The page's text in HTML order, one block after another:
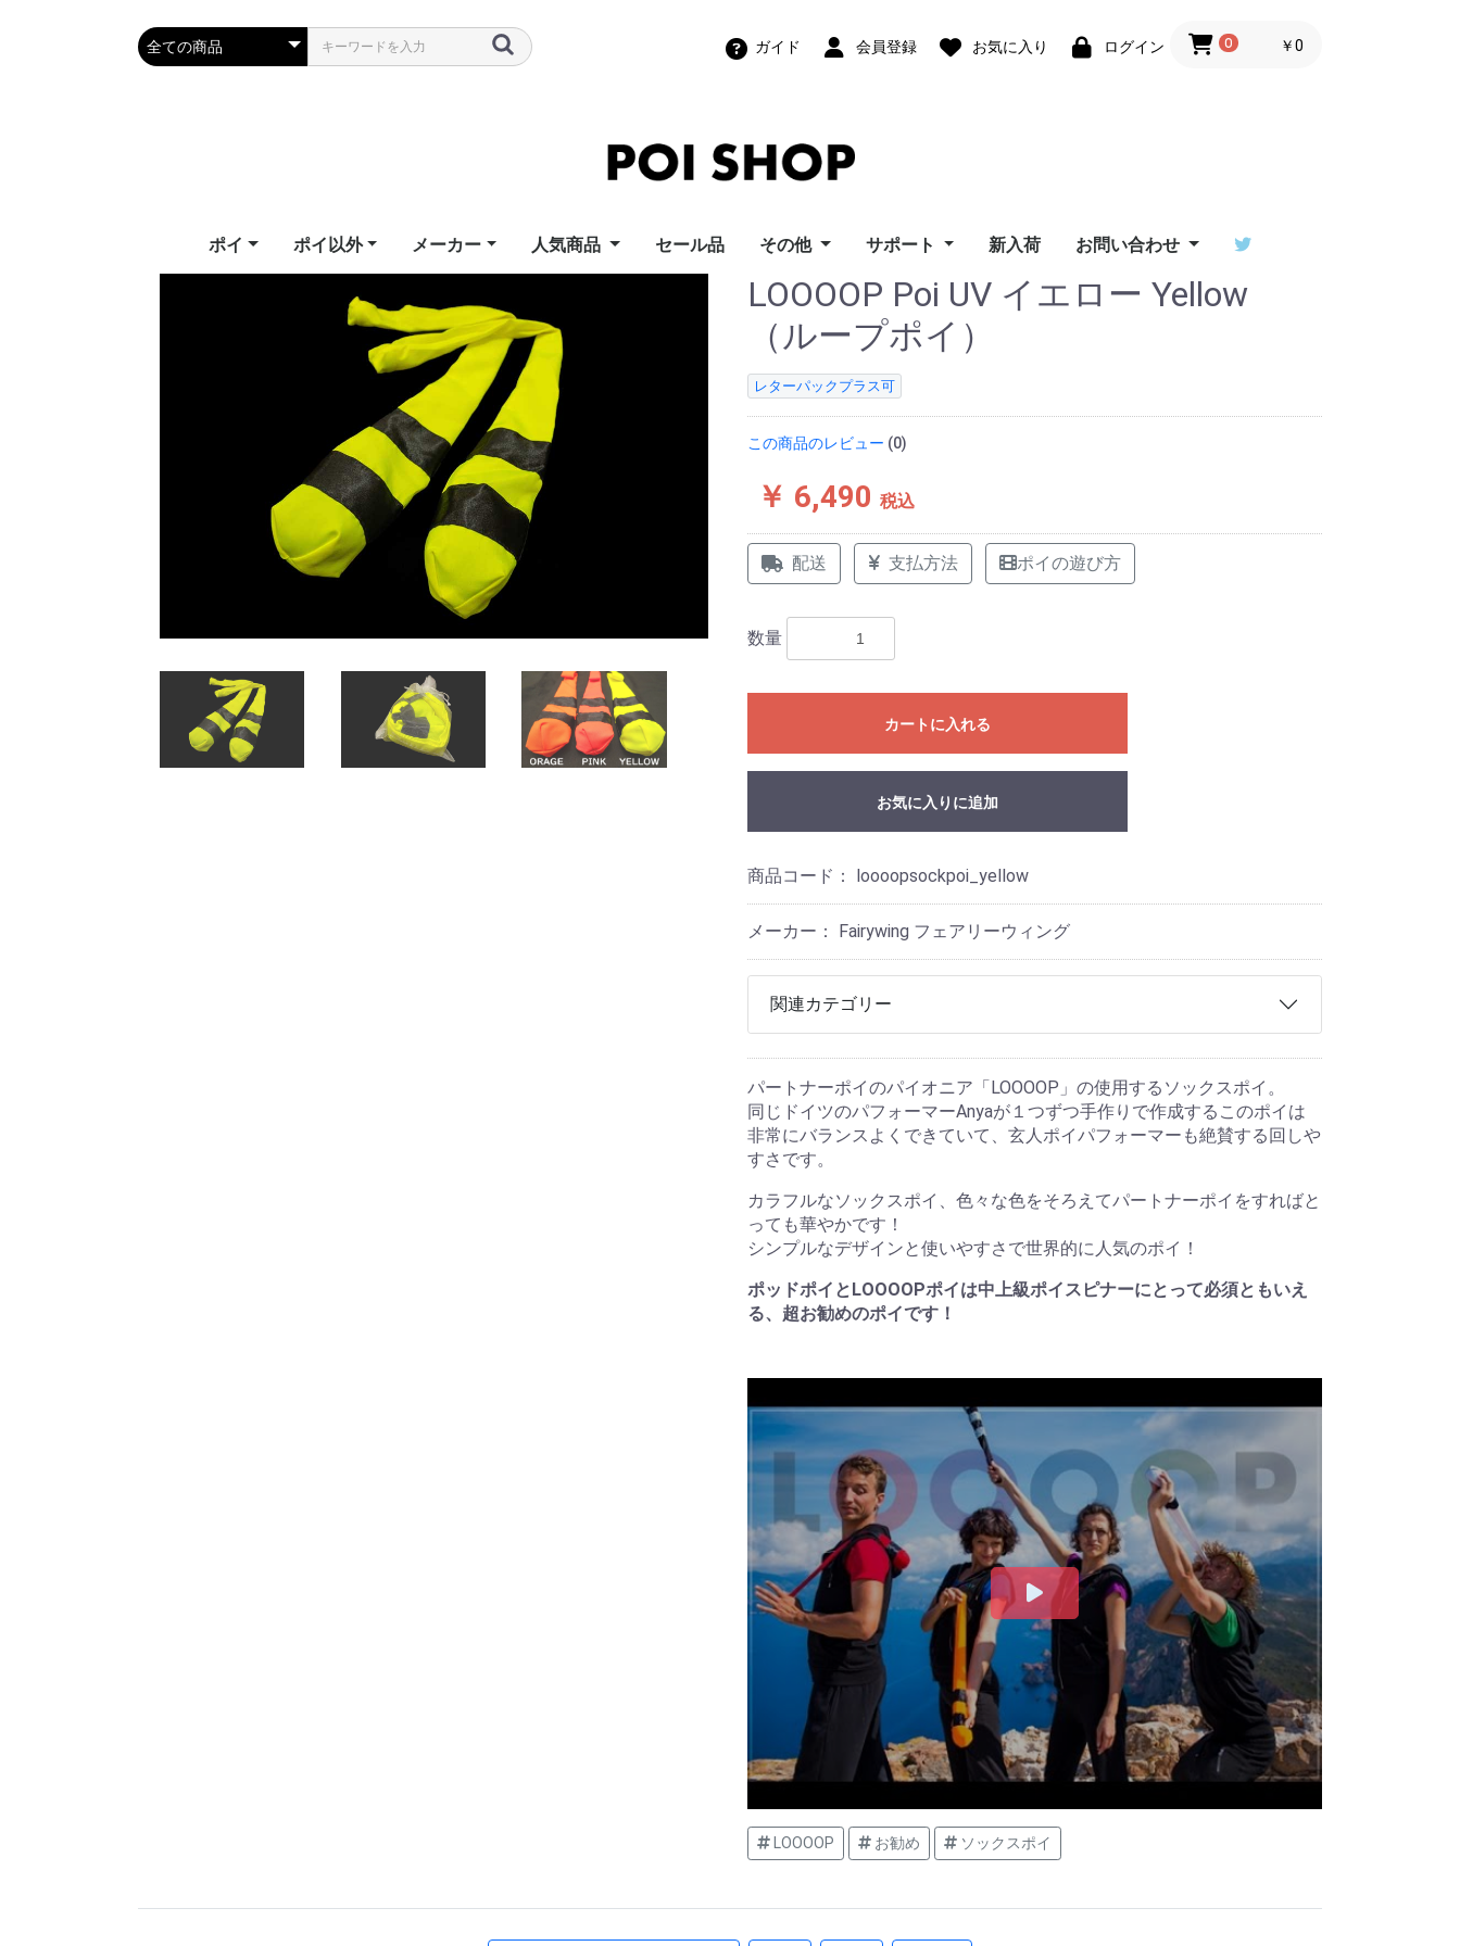
ガイド 会員登録 お気に入り ログイン 0 ￥0
ポイ
LEDポイ（ハイグレー
ポイ以外
スタッフ
ジャグリングクラブ
シルホイール
ファイバーフライ
ファンズ
幾何学おもちゃ
メーカー
エリックズポイトイ
Erik's Poi Toy
ファイバーフライズ
Fiberflies
ファンインモーション
Fun in Motion
ファイアートイズ
Firetoys
フェアリーウィングス
Fairy Wings
フロウトイズ
Flowtoys
ホームオブポイ Home
of Poi
ライトトイズ
Lighttoys
人気商品
フィックポイ）
セール品 その他
パーツ
幾何学おもちゃ
機材レンタル
教則ビデオ
サポート
ポッドポイユーザーサ
ポート
ビジュアル/FT ユーザ
ーサポート
スピンボール/ワンデ
ィーニユーザーサポー
ト
LT Composerダウン
ロード
ビジュアルポイ比較
新入荷 お問い合わせ
ご利用ガイド
特定商取引法に基づく
Flowtoys社製品の保
Lighttoys社製品の保
ビジュアルポイをご検
お問い合わせフォーム
出演依頼はポイラボへ
LOOOOP Poi UV イエロー Yellow
（ループポイ）
レターパックプラス可
この商品のレビュー (0)
￥ 6,490税込
配送 支払方法 ポイの遊び方
数量
カートに入れる
お気に入りに追加
商品コード： loooopsockpoi_yellow
メーカー： Fairywing フェアリーウィング
関連カテゴリー
パートナーポイのパイオニア「LOOOOP」の使用するソックスポイ。
同じドイツのパフォーマーAnyaが１つずつ手作りで作成するこのポイは
非常にバランスよくできていて、玄人ポイパフォーマーも絶賛する回しや
すさです。
カラフルなソックスポイ、色々な色をそろえてパートナーポイをすればと
っても華やかです！
シンプルなデザインと使いやすさで世界的に人気のポイ！
ポッドポイとLOOOOPポイは中上級ポイスピナーにとって必須ともいえ
る、超お勧めのポイです！
LOOOOP お勧め ソックスポイ